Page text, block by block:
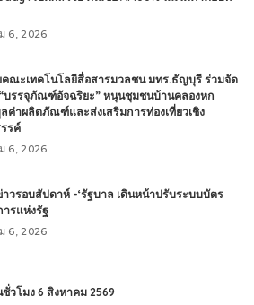
6, 2026
คณะเทคโนโลยีสื่อสารมวลชน มทร.ธัญบุรี ร่วมจัด
บรรจุภัณฑ์อัจฉริยะ” หนุนชุมชนบ้านคลองหก
ค่าผลิตภัณฑ์และส่งเสริมการท่องเที่ยวเชิง
รค์
6, 2026
วรอบสัปดาห์ -‘รัฐบาล เดินหน้าปรับระบบบัตร
รแห่งรัฐ
6, 2026
วโมง 6 สิงหาคม 2569